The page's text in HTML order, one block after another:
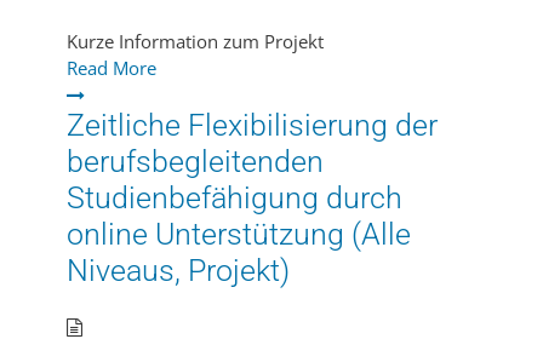
Kurze Information zum Projekt
Read More
Zeitliche Flexibilisierung der
berufsbegleitenden
Studienbefähigung durch
online Unterstützung (Alle
Niveaus, Projekt)